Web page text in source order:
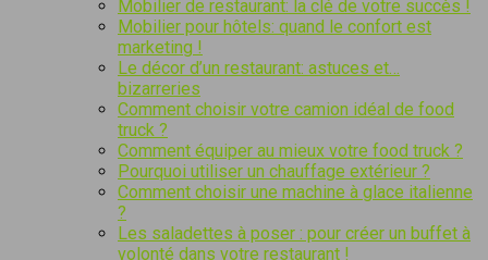
Mobilier de restaurant: la clé de votre succès !
Mobilier pour hôtels: quand le confort est
marketing !
Le décor d’un restaurant: astuces et…
bizarreries
Comment choisir votre camion idéal de food
truck ?
Comment équiper au mieux votre food truck ?
Pourquoi utiliser un chauffage extérieur ?
Comment choisir une machine à glace italienne
?
Les saladettes à poser : pour créer un buffet à
volonté dans votre restaurant !